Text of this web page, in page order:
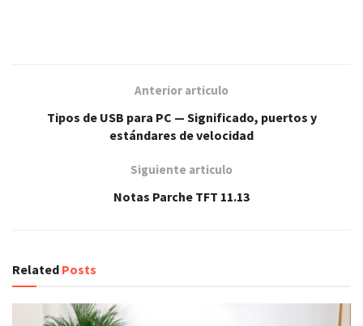
Anterior articulo
Tipos de USB para PC — Significado, puertos y
estándares de velocidad
Siguiente articulo
Notas Parche TFT 11.13
Related Posts